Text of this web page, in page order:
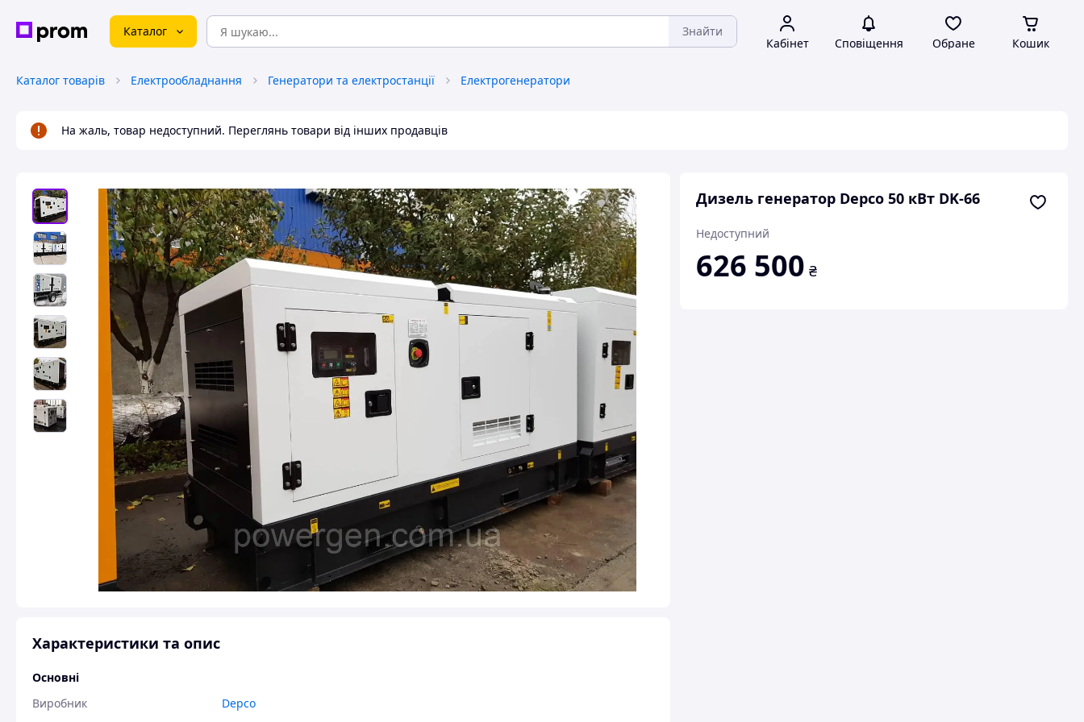
Каталог Знайти
Кабінет Сповіщення Обране Кошик
Каталог товарів Електрообладнання Генератори та електростанції Електрогенератори
На жаль, товар недоступний. Переглянь товари від інших продавців
Дизель генератор Depco 50 кВт DK-66
Недоступний
626 500 ₴
Характеристики та опис
Основні
Виробник
Depco